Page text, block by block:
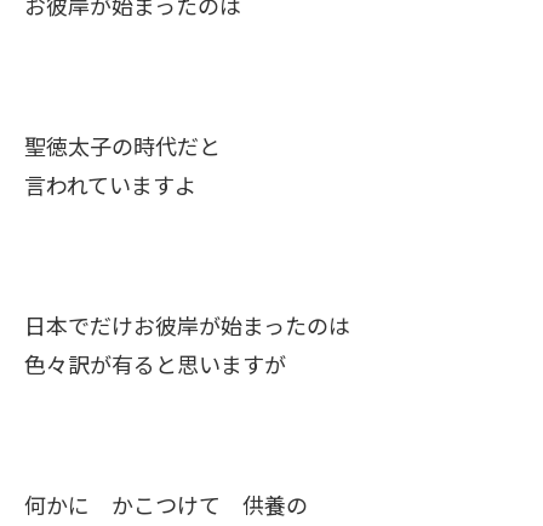
聖徳太子の時代だと
言われていますよ
日本でだけお彼岸が始まったのは
色々訳が有ると思いますが
何かに かこつけて 供養の